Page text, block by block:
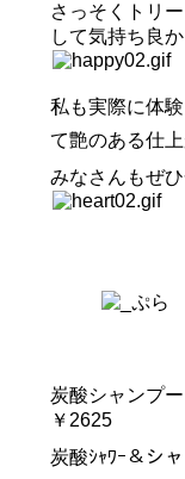
さっそくトリ
して気持ち良
私も実際に体
て艶のある仕
みなさんもぜ
炭酸シャンプ
￥2625
炭酸ｼｬﾜｰ＆シ